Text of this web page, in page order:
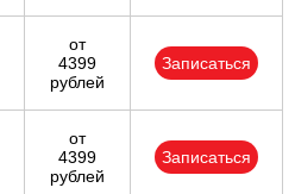
от
4399
рублей
Записаться
от
4399
рублей
Записаться